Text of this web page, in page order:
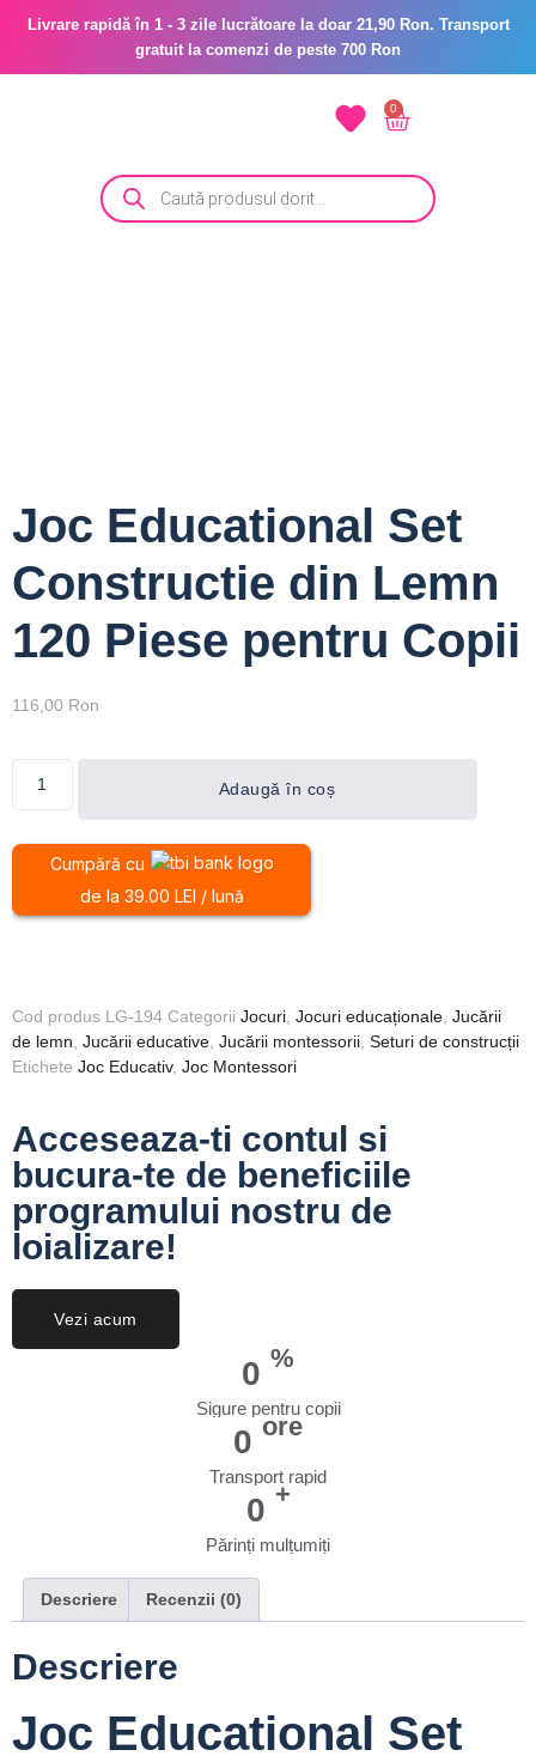
Livrare rapidă în 1 - 3 zile lucrătoare la doar 21,90 Ron. Transport
gratuit la comenzi de peste 700 Ron
0
Joc Educational Set
Constructie din Lemn
120 Piese pentru Copii
116,00 Ron
Adaugă în coș
Cumpără cu
de la 39.00 LEI / lună
Cod produs LG-194 Categorii Jocuri, Jocuri educaționale, Jucării
de lemn, Jucării educative, Jucării montessorii, Seturi de construcții
Etichete Joc Educativ, Joc Montessori
Acceseaza-ti contul si
bucura-te de beneficiile
programului nostru de
loializare!
Vezi acum
0 %
Sigure pentru copii
0 ore
Transport rapid
0 +
Părinți mulțumiți
Descriere Recenzii (0)
Descriere
Joc Educational Set